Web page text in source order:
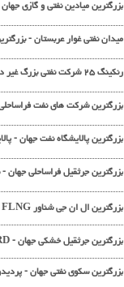
بزرگترین میادین نفتی و گازی
میدان نفتی غوار عربستان -
رنکینگ ۲۵ شرکت نفتی بزرگ غیر دولتی جهان از نگاه فوربس - مارچ ۲۰۱۶
بزرگترین شرکت های نفت فراساحلی
بزرگترین پالایشگاه نفت جهان -
بزرگترین جرثقیل فراساحلی جهان
بزرگترین ال ان جی شناور FLNG جهان - پریلود
بزرگترین جرثقیل خشکی جهان - 125D AFRD
بزرگترین سکوی نفتی جهان -